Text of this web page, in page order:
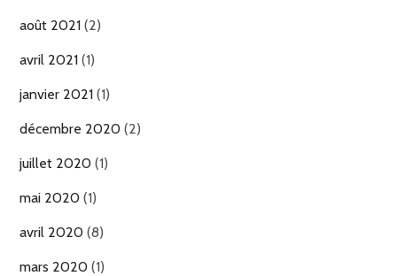
août 2021 (2)
avril 2021 (1)
janvier 2021 (1)
décembre 2020 (2)
juillet 2020 (1)
mai 2020 (1)
avril 2020 (8)
mars 2020 (1)